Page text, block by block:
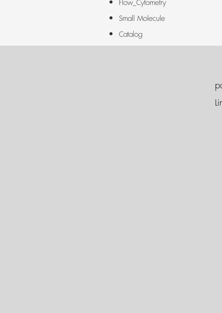
Flow_Cytometry
Small Molecule
Catalog